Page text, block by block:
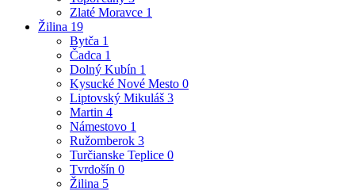
Zlaté Moravce 1
Žilina 19
Bytča 1
Čadca 1
Dolný Kubín 1
Kysucké Nové Mesto 0
Liptovský Mikuláš 3
Martin 4
Námestovo 1
Ružomberok 3
Turčianske Teplice 0
Tvrdošín 0
Žilina 5